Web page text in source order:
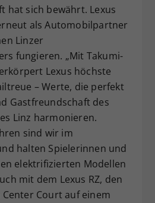
hat sich bewährt. Lexus
als Automobilpartner
Linzer
fungieren. „Mit Takumi-
Lexus höchste
– Werte, die perfekt
Gastfreundschaft des
Linz harmonieren.
sind wir im
halten Spielerinnen und
elektrifizierten Modellen
mit dem Lexus RZ, den
Court auf einem